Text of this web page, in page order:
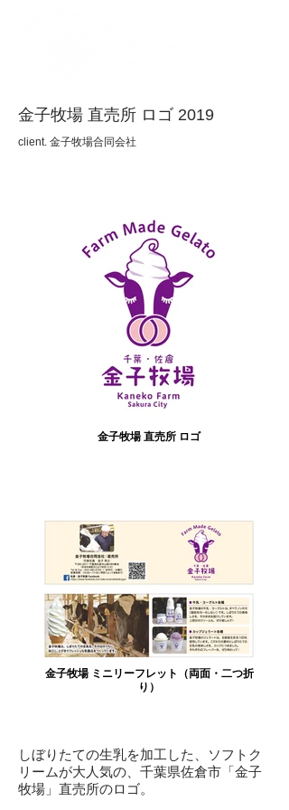
金子牧場 直売所 ロゴ 2019
client. 金子牧場合同会社
金子牧場 直売所 ロゴ
金子牧場 ミニリーフレット（両面・二つ折
り）
しぼりたての生乳を加工した、ソフトク
リームが大人気の、千葉県佐倉市「金子
牧場」直売所のロゴ。